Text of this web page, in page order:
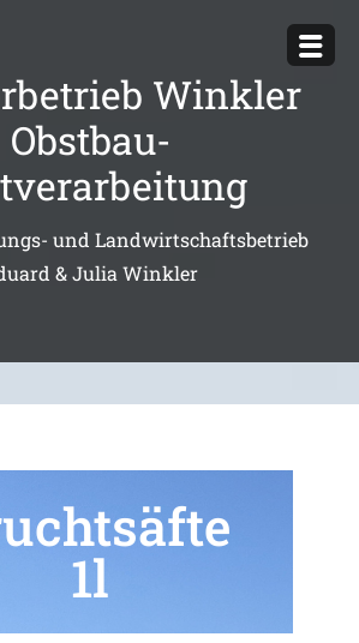
Winkler
Obstbau-
und Landwirtschaftsbetrieb
& Julia Winkler
1l